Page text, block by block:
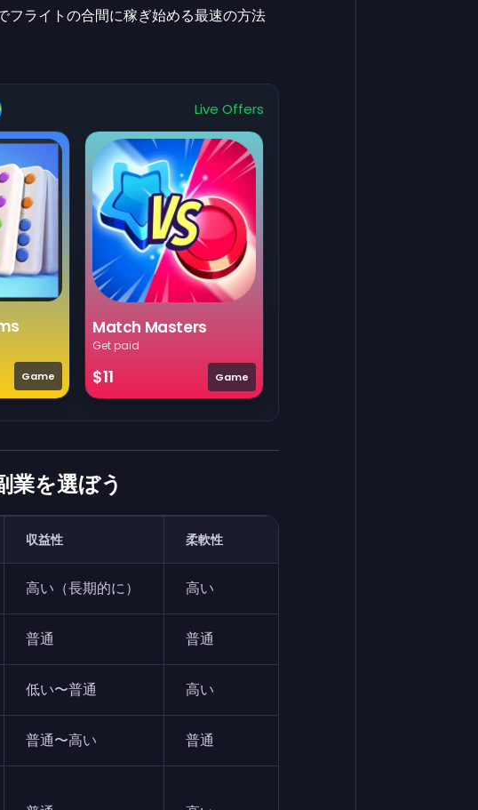
フライトの合間に稼ぎ始める最速の方法
Live Offers
Game
Match Masters
Get paid
$11 Game
業を選ぼう
収益性 柔軟性
高い（長期的に） 高い
普通 普通
低い〜普通 高い
普通〜高い 普通